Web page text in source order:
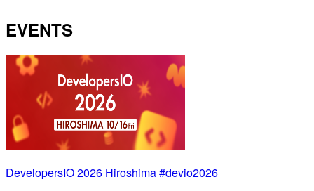
EVENTS
DevelopersIO 2026 Hiroshima #devio2026